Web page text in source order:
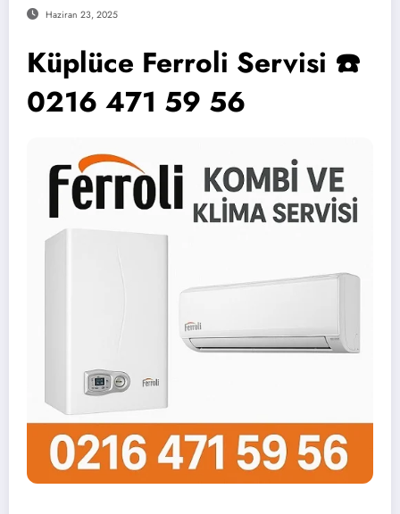
Haziran 23, 2025
Küplüce Ferroli Servisi ☎️
0216 471 59 56